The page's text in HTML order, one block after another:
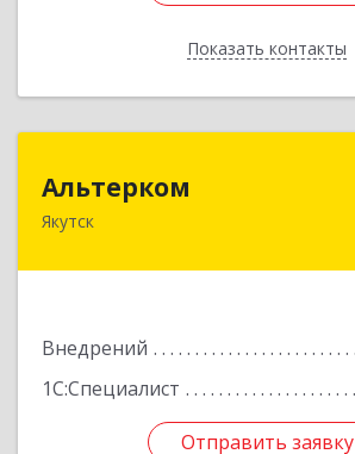
Показать контакты
Назад
Альтерком
Якутск
Внедрений
1С:Специалист
Отправить заявку
Отправить заявку